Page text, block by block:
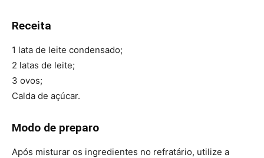
Receita
1 lata de leite condensado;
2 latas de leite;
3 ovos;
Calda de açúcar.
Modo de preparo
Após misturar os ingredientes no refratário, utilize a